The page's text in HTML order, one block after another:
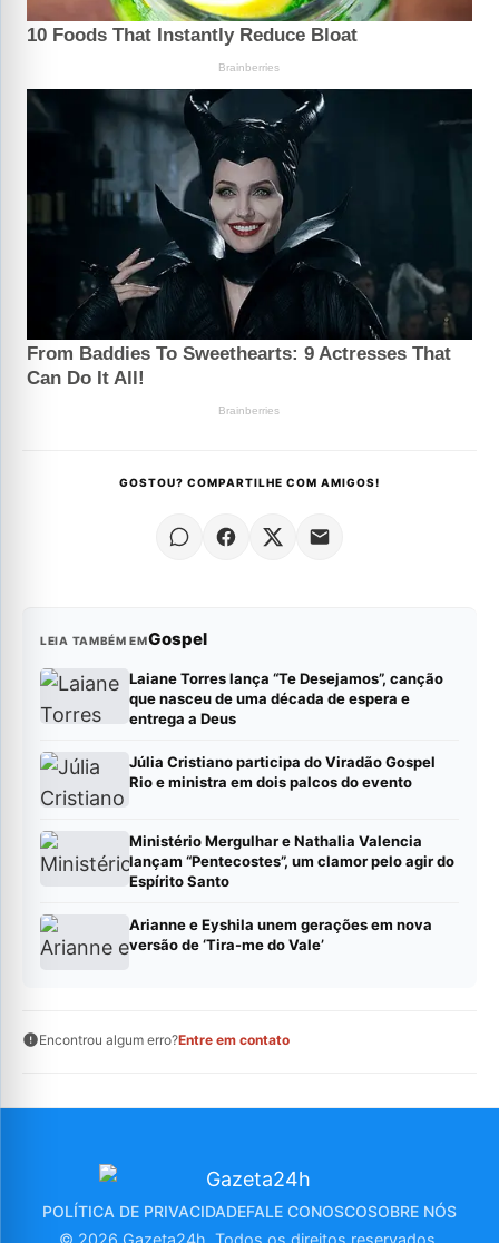
GOSTOU? COMPARTILHE COM AMIGOS!
LEIA TAMBÉM EMGospel
Laiane Torres lança “Te Desejamos”, canção
que nasceu de uma década de espera e
entrega a Deus
Júlia Cristiano participa do Viradão Gospel
Rio e ministra em dois palcos do evento
Ministério Mergulhar e Nathalia Valencia
lançam “Pentecostes”, um clamor pelo agir do
Espírito Santo
Arianne e Eyshila unem gerações em nova
versão de ‘Tira-me do Vale’
Encontrou algum erro?Entre em contato
POLÍTICA DE PRIVACIDADEFALE CONOSCOSOBRE NÓS